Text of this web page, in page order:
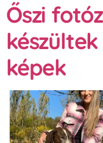
Őszi
képek